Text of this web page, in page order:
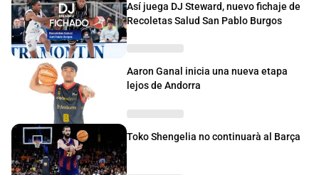
Así juega DJ Steward, nuevo fichaje de
Recoletas Salud San Pablo Burgos
Aaron Ganal inicia una nueva etapa
lejos de Andorra
Toko Shengelia no continuarà al Barça